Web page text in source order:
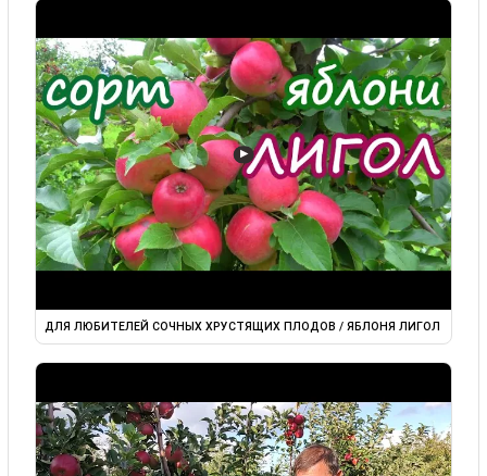
▶
ДЛЯ ЛЮБИТЕЛЕЙ СОЧНЫХ ХРУСТЯЩИХ ПЛОДОВ / ЯБЛОНЯ ЛИГОЛ